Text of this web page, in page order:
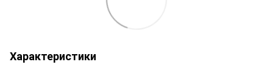
Характеристики